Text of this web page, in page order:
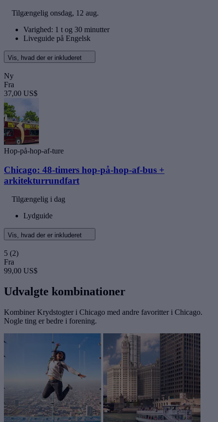
Tilgængelig onsdag, 12 aug.
Varighed: 1 t og 30 minutter
Liveguide på Engelsk
Vis, hvad der er inkluderet
Ny
Fra
37,00 US$
Hop-på-hop-af-ture
Chicago: 48-timers hop-på-hop-af-bus +
arkitekturrundfart
Tilgængelig i dag
Lydguide
Vis, hvad der er inkluderet
5 (2)
Fra
99,00 US$
Udvalgte kombinationer
Kombiner Krydstogter i Chicago med andre favoritter i Chicago.
Nogle ting er bedre i forening.